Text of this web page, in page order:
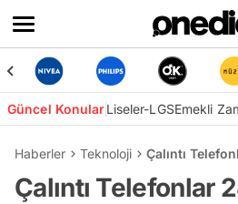
Güncel KonularLiseler-LGSEmekli
Haberler Teknoloji Çalıntı
Çalıntı Telefonlar